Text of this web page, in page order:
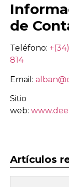
de
Teléfono:
814
Email:
Sitio
web:
Artículos